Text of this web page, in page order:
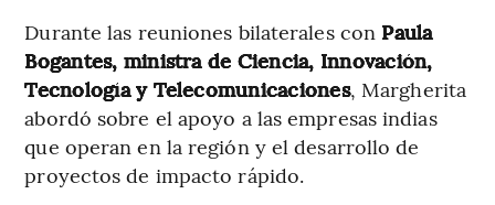
Durante las reuniones bilaterales con Paula
Bogantes, ministra de Ciencia, Innovación,
Tecnología y Telecomunicaciones, Margherita
abordó sobre el apoyo a las empresas indias
que operan en la región y el desarrollo de
proyectos de impacto rápido.